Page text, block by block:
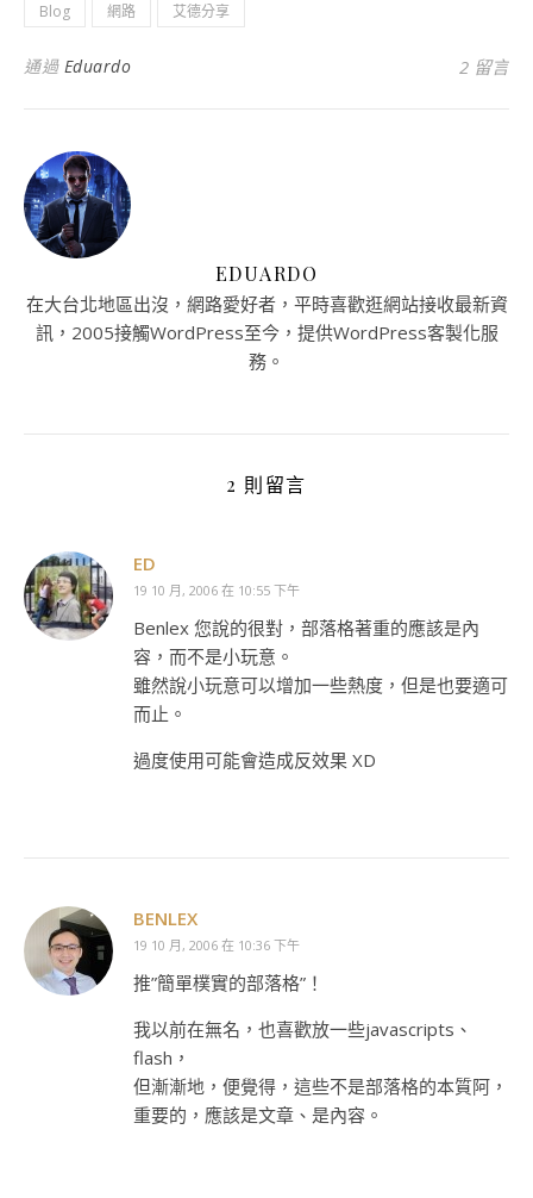
Blog 網路 艾德分享
通過 Eduardo 2 留言
EDUARDO
在大台北地區出沒，網路愛好者，平時喜歡逛網站接收最新資
訊，2005接觸WordPress至今，提供WordPress客製化服
務。
2 則留言
ED
19 10 月, 2006 在 10:55 下午
Benlex 您說的很對，部落格著重的應該是內
容，而不是小玩意。
雖然說小玩意可以增加一些熱度，但是也要適可
而止。
過度使用可能會造成反效果 XD
BENLEX
19 10 月, 2006 在 10:36 下午
推”簡單樸實的部落格”！
我以前在無名，也喜歡放一些javascripts、
flash，
但漸漸地，便覺得，這些不是部落格的本質阿，
重要的，應該是文章、是內容。